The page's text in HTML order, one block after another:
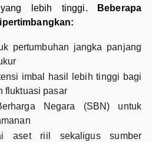
yang lebih tinggi.
Beberapa
pertumbuhan jangka panjang
imbal hasil lebih tinggi bagi
fluktuasi pasar
Negara (SBN) untuk
aset riil sekaligus sumber